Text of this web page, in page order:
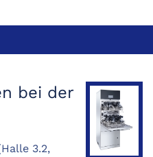
bei der
3.2,